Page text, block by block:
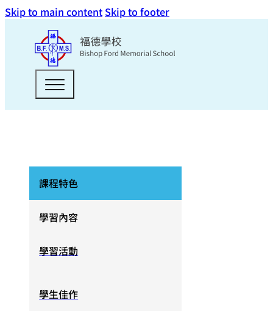
Skip to main content Skip to footer
課程特色
學習內容
學習活動
學生佳作